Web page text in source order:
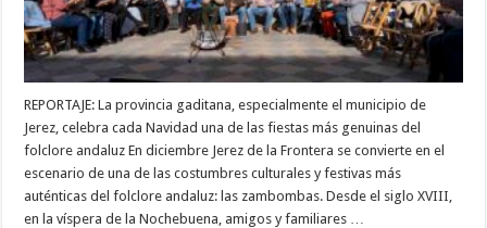
REPORTAJE: La provincia gaditana, especialmente el municipio de
Jerez, celebra cada Navidad una de las fiestas más genuinas del
folclore andaluz En diciembre Jerez de la Frontera se convierte en el
escenario de una de las costumbres culturales y festivas más
auténticas del folclore andaluz: las zambombas. Desde el siglo XVIII,
en la víspera de la Nochebuena, amigos y familiares …